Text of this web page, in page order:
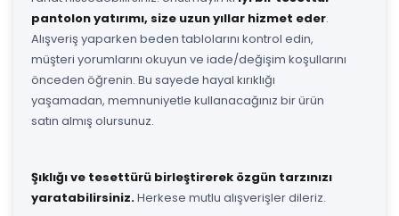
pantolon yatırımı, size uzun yıllar hizmet eder.
Alışveriş yaparken beden tablolarını kontrol edin,
müşteri yorumlarını okuyun ve iade/değişim koşullarını
önceden öğrenin. Bu sayede hayal kırıklığı
yaşamadan, memnuniyetle kullanacağınız bir ürün
satın almış olursunuz.
Şıklığı ve tesettürü birleştirerek özgün tarzınızı
yaratabilirsiniz.Herkese mutlu alışverişler dileriz.